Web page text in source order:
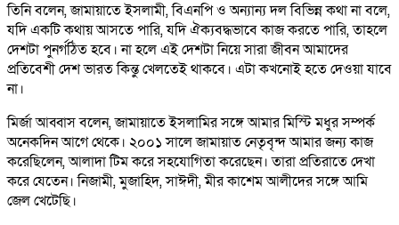
তিনি বলেন, জামায়াতে ইসলামী, বিএনপি ও অন্যান্য দল বিভিন্ন কথা না বলে,
যদি একটি কথায় আসতে পারি, যদি ঐক্যবদ্ধভাবে কাজ করতে পারি, তাহলে
দেশটা পুনর্গঠিত হবে। না হলে এই দেশটা নিয়ে সারা জীবন আমাদের
প্রতিবেশী দেশ ভারত কিন্তু খেলতেই থাকবে। এটা কখনোই হতে দেওয়া যাবে
না।
মির্জা আব্বাস বলেন, জামায়াতে ইসলামির সঙ্গে আমার মিস্টি মধুর সম্পর্ক
অনেকদিন আগে থেকে। ২০০১ সালে জামায়াত নেতৃবৃন্দ আমার জন্য কাজ
করেছিলেন, আলাদা টিম করে সহযোগিতা করেছেন। তারা প্রতিরাতে দেখা
করে যেতেন। নিজামী, মুজাহিদ, সাঈদী, মীর কাশেম আলীদের সঙ্গে আমি
জেল খেটেছি।